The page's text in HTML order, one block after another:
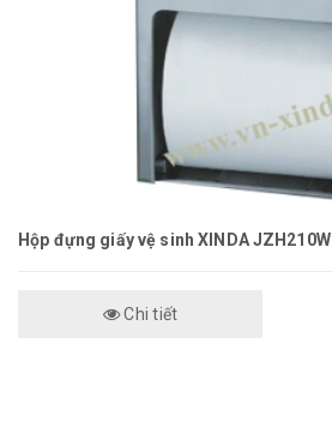
Hộp đựng giấy vệ sinh XINDA JZH210W
Chi tiết